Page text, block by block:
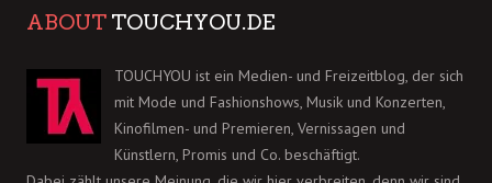
ABOUT TOUCHYOU.DE
TOUCHYOU ist ein Medien- und Freizeitblog, der sich
mit Mode und Fashionshows, Musik und Konzerten,
Kinofilmen- und Premieren, Vernissagen und
Künstlern, Promis und Co. beschäftigt.